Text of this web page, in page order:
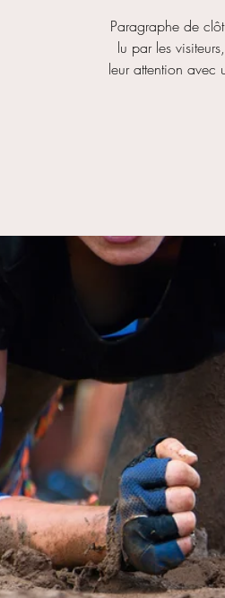
Paragraphe de
lu par les
leur attention avec